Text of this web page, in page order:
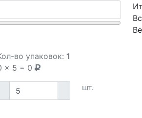
во упаковок: 1
x 5 = 0
шт.